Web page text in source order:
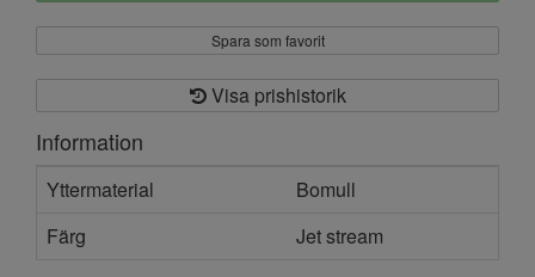
Spara som favorit
Visa prishistorik
Information
Yttermaterial
Bomull
Färg
Jet stream